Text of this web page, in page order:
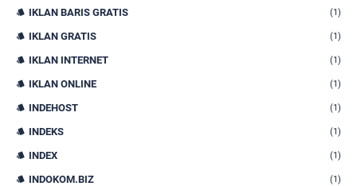
IKLAN BARIS GRATIS (1)
IKLAN GRATIS (1)
IKLAN INTERNET (1)
IKLAN ONLINE (1)
INDEHOST (1)
INDEKS (1)
INDEX (1)
INDOKOM.BIZ (1)